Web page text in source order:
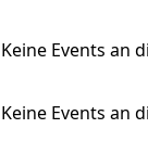
Keine Events an
Keine Events an